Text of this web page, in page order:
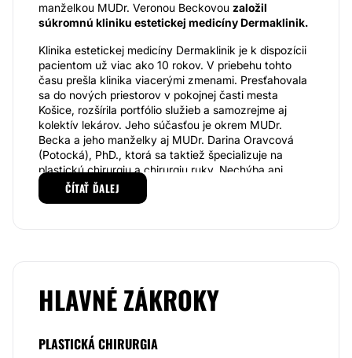
manželkou MUDr. Veronou Beckovou založil
súkromnú kliniku estetickej medicíny Dermaklinik.
Klinika estetickej medicíny Dermaklinik je k dispozícii
pacientom už viac ako 10 rokov. V priebehu tohto
času prešla klinika viacerými zmenami. Presťahovala
sa do nových priestorov v pokojnej časti mesta
Košice, rozšírila portfólio služieb a samozrejme aj
kolektív lekárov. Jeho súčasťou je okrem MUDr.
Becka a jeho manželky aj MUDr. Darina Oravcová
(Potocká), PhD., ktorá sa taktiež špecializuje na
plastickú chirurgiu a chirurgiu ruky. Nechýba ani
kvalifikovaná zdravotná sestra Denisa Strenková a
odborníčka na lekársku kozmetiku Kubincová Lenka.
renomovaných výrobcov, vďaka ktorým klinika udrží
krok aj s väčšími klinikami podobného zamerania.
ČÍTAŤ ĎALEJ
HLAVNÉ ZÁKROKY
PLASTICKÁ CHIRURGIA